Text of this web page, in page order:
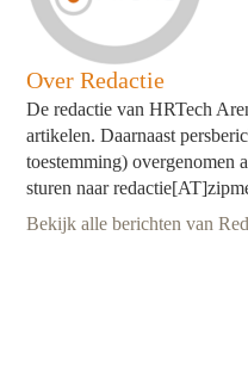
Over Redactie
De redactie van HRTech
artikelen. Daarnaast
toestemming) overgenomen
sturen naar
Bekijk alle berichten van